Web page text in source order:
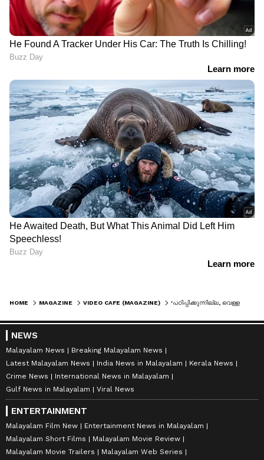
HOME MAGAZINE VIDEO CAFE (MAGAZINE)
NEWS
Malayalam News
Breaking Malayalam News
Latest Malayalam News
India News in Malayalam
Kerala News
Crime News
International News in Malayalam
Gulf News in Malayalam
Viral News
ENTERTAINMENT
Malayalam Film New
Entertainment News in Malayalam
Malayalam Short Films
Malayalam Movie Review
Malayalam Movie Trailers
Malayalam Web Series